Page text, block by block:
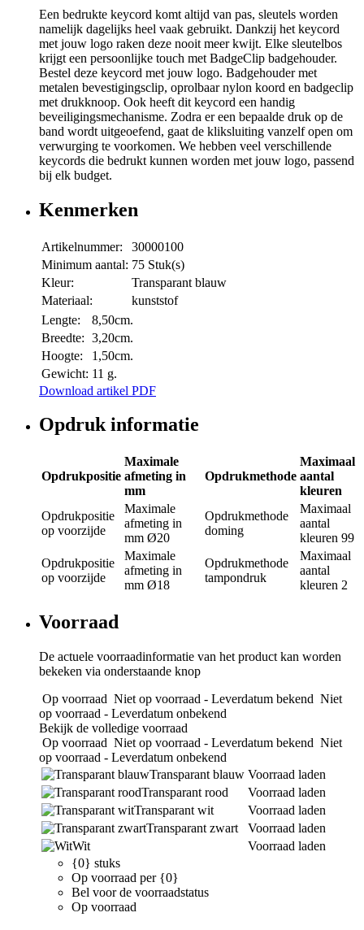
Een bedrukte keycord komt altijd van pas, sleutels worden
namelijk dagelijks heel vaak gebruikt. Dankzij het keycord
met jouw logo raken deze nooit meer kwijt. Elke sleutelbos
krijgt een persoonlijke touch met BadgeClip badgehouder.
Bestel deze keycord met jouw logo. Badgehouder met
metalen bevestigingsclip, oprolbaar nylon koord en badgeclip
met drukknoop. Ook heeft dit keycord een handig
beveiligingsmechanisme. Zodra er een bepaalde druk op de
band wordt uitgeoefend, gaat de kliksluiting vanzelf open om
verwurging te voorkomen. We hebben veel verschillende
keycords die bedrukt kunnen worden met jouw logo, passend
bij elk budget.
Kenmerken
Artikelnummer:
30000100
Minimum aantal: 75 Stuk(s)
Kleur:
Transparant blauw
Materiaal:
kunststof
Lengte:
8,50cm.
Breedte: 3,20cm.
Hoogte:
1,50cm.
Gewicht: 11 g.
Download artikel PDF
Opdruk informatie
Opdrukpositie
Maximale
afmeting in
mm
Opdrukmethode
Maximaal
aantal
kleuren
Opdrukpositie
op voorzijde
Maximale
afmeting in
mm Ø20
Opdrukmethode
doming
Maximaal
aantal
kleuren 99
Opdrukpositie
op voorzijde
Maximale
afmeting in
mm Ø18
Opdrukmethode
tampondruk
Maximaal
aantal
kleuren 2
Voorraad
De actuele voorraadinformatie van het product kan worden
bekeken via onderstaande knop
Op voorraad Niet op voorraad - Leverdatum bekend Niet
op voorraad - Leverdatum onbekend
Bekijk de volledige voorraad
Op voorraad Niet op voorraad - Leverdatum bekend Niet
op voorraad - Leverdatum onbekend
Transparant blauw Voorraad laden
Transparant rood
Voorraad laden
Transparant wit
Voorraad laden
Transparant zwart
Voorraad laden
Wit
Voorraad laden
{0} stuks
Op voorraad per {0}
Bel voor de voorraadstatus
Op voorraad